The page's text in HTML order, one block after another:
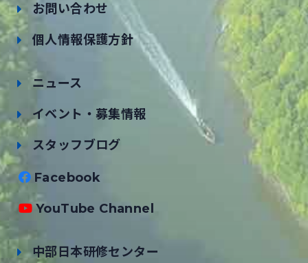
お問い合わせ
個人情報保護方針
ニュース
イベント・募集情報
スタッフブログ
Facebook
YouTube Channel
中部日本研修センター